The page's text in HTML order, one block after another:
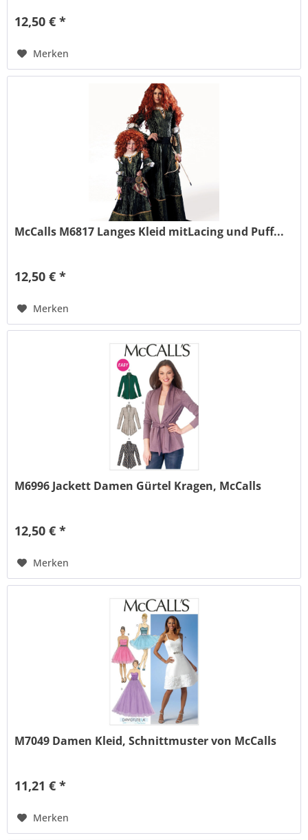
12,50 € *
Merken
McCalls M6817 Langes Kleid mitLacing und Puff...
12,50 € *
Merken
M6996 Jackett Damen Gürtel Kragen, McCalls
12,50 € *
Merken
M7049 Damen Kleid, Schnittmuster von McCalls
11,21 € *
Merken